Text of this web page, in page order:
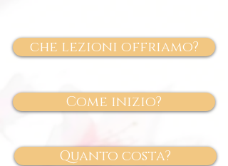
che lezioni offriamo?
Come inizio?
Quanto costa?